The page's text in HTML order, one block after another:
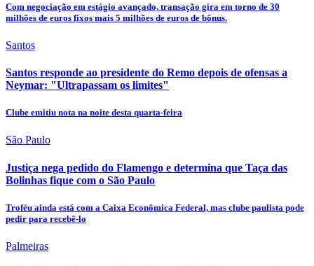
Com negociação em estágio avançado, transação gira em torno de 30
milhões de euros fixos mais 5 milhões de euros de bônus.
Santos
Santos responde ao presidente do Remo depois de ofensas a
Neymar: "Ultrapassam os limites"
Clube emitiu nota na noite desta quarta-feira
São Paulo
Justiça nega pedido do Flamengo e determina que Taça das
Bolinhas fique com o São Paulo
Troféu ainda está com a Caixa Econômica Federal, mas clube paulista pode
pedir para recebê-lo
Palmeiras